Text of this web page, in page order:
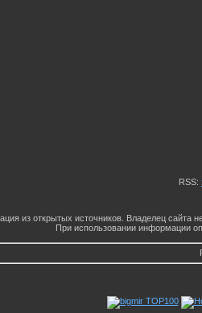
RSS:
из открытых источников. Владелец
При использовании информации